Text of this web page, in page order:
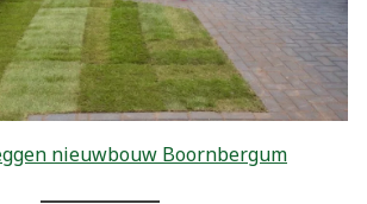
nieuwbouw Boornbergum